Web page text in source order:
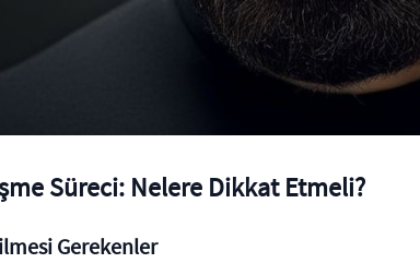
Süreci: Nelere Dikkat Etmeli?
Gerekenler